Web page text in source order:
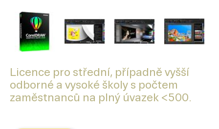
Licence pro střední, případně vyšší
odborné a vysoké školy s počtem
zaměstnanců na plný úvazek <500.